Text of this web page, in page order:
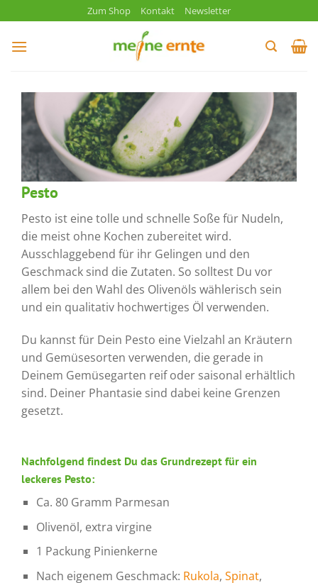
Inhalt
springen
Zum Shop Kontakt Newsletter
Pesto
Pesto ist eine tolle und schnelle Soße für Nudeln,
die meist ohne Kochen zubereitet wird.
Ausschlaggebend für ihr Gelingen und den
Geschmack sind die Zutaten. So solltest Du vor
allem bei den Wahl des Olivenöls wählerisch sein
und ein qualitativ hochwertiges Öl verwenden.
Du kannst für Dein Pesto eine Vielzahl an Kräutern
und Gemüsesorten verwenden, die gerade in
Deinem Gemüsegarten reif oder saisonal erhältlich
sind. Deiner Phantasie sind dabei keine Grenzen
gesetzt.
Nachfolgend findest Du das Grundrezept für ein
leckeres Pesto:
Ca. 80 Gramm Parmesan
Olivenöl, extra virgine
1 Packung Pinienkerne
Nach eigenem Geschmack: Rukola, Spinat,